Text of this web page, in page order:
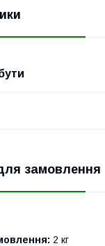
замовлення
2 кг